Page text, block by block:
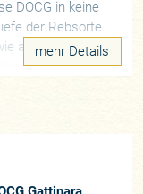
DOCG in keine
der Rebsorte
andernorts im
als zarter, oft
Nordwind
steht für
mehr Details